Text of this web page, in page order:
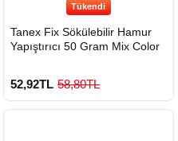
Tükendi
Tanex Fix Sökülebilir Hamur
Yapıştırıcı 50 Gram Mix Color
52,92TL 58,80TL